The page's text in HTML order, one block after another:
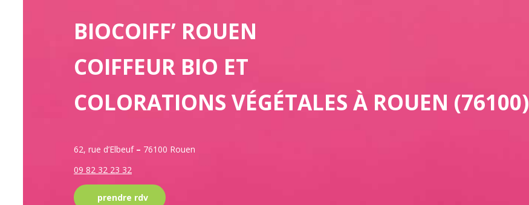
BIOCOIFF’ ROUEN
COIFFEUR BIO ET
COLORATIONS VÉGÉTALES À ROUEN (76100)
62, rue d’Elbeuf– 76100 Rouen
09 82 32 23 32
prendre rdv